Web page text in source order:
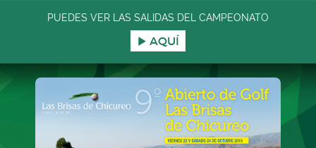
PUEDES VER LAS SALIDAS DEL CAMPEONATO
AQUÍ